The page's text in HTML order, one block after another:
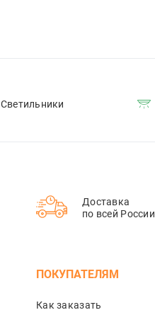
Светильники
Доставка
по всей России
ПОКУПАТЕЛЯМ
Как заказать